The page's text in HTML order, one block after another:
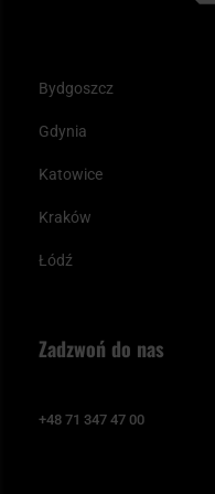
Bydgoszcz
Gdynia
Katowice
Kraków
Łódź
Zadzwoń do nas
+48 71 347 47 00